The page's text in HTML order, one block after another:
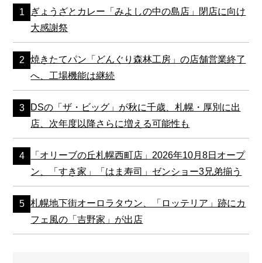
ぎょうざとカレー「みよしの中の島店」閉店に向け
大感謝祭
焼きたてパン「どんぐり森林工房」の店舗営業終了
へ、工場機能は継続
DSの「ザ・ビッグ」が秋に千歳、札幌・厚別に出
店、次年度以降さらに増える可能性も
「オリーブの丘札幌西町店」2026年10月8日オープ
ン、「すき家」「はま寿司」ゼンショー3兄弟揃う
札幌地下街オーロラタウン、「ロッテリア」跡にカ
フェ風の「吉野家」が出店